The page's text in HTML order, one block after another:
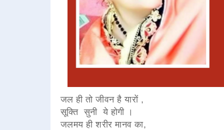
जल ही तो जीवन है यारों ,
सूक्ति सुनी ये होगी ।
जलमय ही शरीर मानव का,